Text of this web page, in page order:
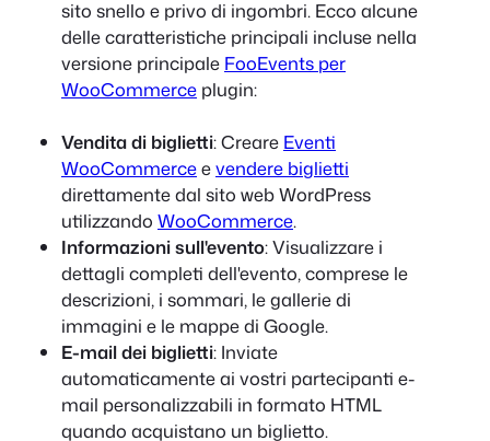
sito snello e privo di ingombri. Ecco alcune
delle caratteristiche principali incluse nella
versione principale FooEvents per
WooCommerce plugin:
Vendita di biglietti: Creare Eventi
WooCommerceevendere biglietti
direttamente dal sito web WordPress
utilizzando WooCommerce.
Informazioni sull'evento: Visualizzare i
dettagli completi dell'evento, comprese le
descrizioni, i sommari, le gallerie di
immagini e le mappe di Google.
E-mail dei biglietti: Inviate
automaticamente ai vostri partecipanti e-
mail personalizzabili in formato HTML
quando acquistano un biglietto.